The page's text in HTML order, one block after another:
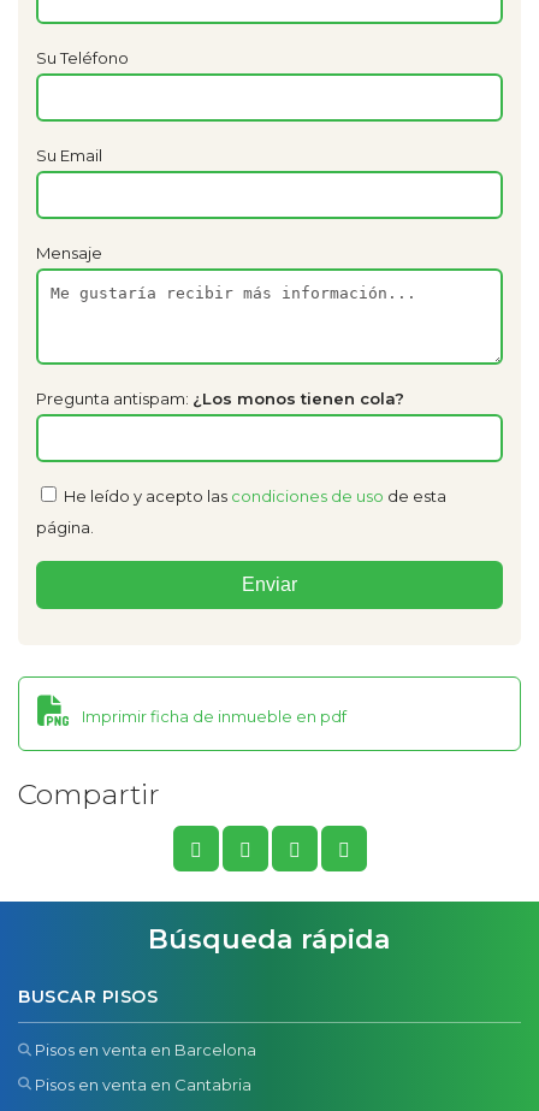
Su Teléfono
Su Email
Mensaje
Pregunta antispam: ¿Los monos tienen cola?
He leído y acepto las condiciones de uso de esta
página.
Imprimir ficha de inmueble en pdf
Compartir
Búsqueda rápida
BUSCAR PISOS
Pisos en venta en Barcelona
Pisos en venta en Cantabria